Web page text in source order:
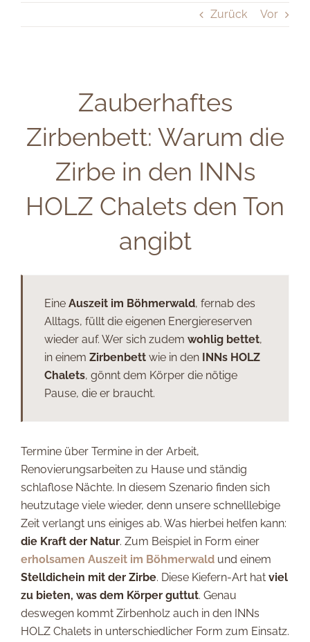
Zurück Vor
Zauberhaftes
Zirbenbett: Warum die
Zirbe in den INNs
HOLZ Chalets den Ton
angibt
Eine Auszeit im Böhmerwald, fernab des
Alltags, füllt die eigenen Energiereserven
wieder auf. Wer sich zudem wohlig bettet,
in einem Zirbenbett wie in den
INNs HOLZ
Chalets, gönnt dem Körper die nötige
Pause, die er braucht.
Termine über Termine in der Arbeit,
Renovierungsarbeiten zu Hause und ständig
schlaflose Nächte. In diesem Szenario finden sich
heutzutage viele wieder, denn unsere schnelllebige
Zeit verlangt uns einiges ab. Was hierbei helfen kann:
die Kraft der Natur. Zum Beispiel in Form einer
erholsamen Auszeit im Böhmerwald und einem
Stelldichein mit der Zirbe. Diese Kiefern-Art hat viel
zu bieten, was dem Körper guttut. Genau
deswegen kommt Zirbenholz auch in den INNs
HOLZ Chalets in unterschiedlicher Form zum Einsatz.